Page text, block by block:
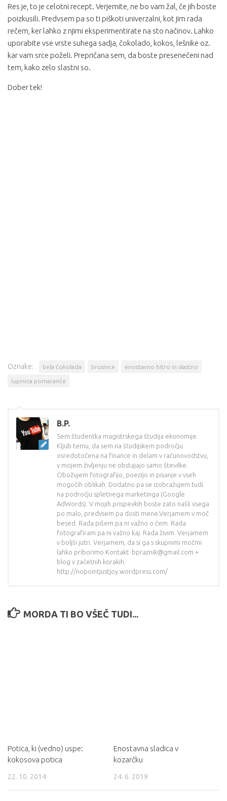
Res je, to je celotni recept. Verjemite, ne bo vam žal, če jih boste
poizkusili. Predvsem pa so ti piškoti univerzalni, kot jim rada
rečem, ker lahko z njimi eksperimentirate na sto načinov. Lahko
uporabite vse vrste suhega sadja, čokolado, kokos, lešnike oz.
kar vam srce poželi. Prepričana sem, da boste presenečeni nad
tem, kako zelo slastni so.
Dober tek!
Oznake: bela čokolada brusnice enostavno hitro in slastno
lupinica pomaranče
B.P.
Sem študentka magistrskega študija ekonomije.
Kljub temu, da sem na študijskem področju
osredotočena na finance in delam v računovodstvu,
v mojem življenju ne obstajajo samo številke.
Obožujem fotografijo, poezijo in pisanje v vseh
mogočih oblikah. Dodatno pa se izobražujem tudi
na področju spletnega marketinga (Google
AdWords). V mojih prispevkih boste zato našli vsega
po malo, predvsem pa dosti mene.Verjamem v moč
besed. Rada pišem pa ni važno o čem. Rada
fotografiram pa ni važno kaj. Rada živim. Verjamem
v boljši jutri. Verjamem, da si ga s skupnimi močmi
lahko priborimo.Kontakt: bpraznik@gmail.com +
blog v začetnih korakih:
http://nopointjustjoy.wordpress.com/
MORDA TI BO VŠEČ TUDI...
Potica, ki (vedno) uspe:
kokosova potica
22. 10. 2014
Enostavna sladica v
kozarčku
24. 6. 2019